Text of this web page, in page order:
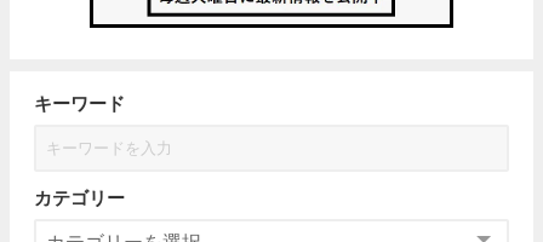
キーワード
カテゴリー